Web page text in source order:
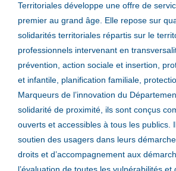
Territoriales développe une offre de
premier au grand âge. Elle repose sur
solidarités territoriales répartis sur le
professionnels intervenant en
prévention, action sociale et insertion,
et infantile, planification familiale,
Marqueurs de l’innovation du
solidarité de proximité, ils sont conçus
ouverts et accessibles à tous les publics.
soutien des usagers dans leurs
droits et d’accompagnement aux